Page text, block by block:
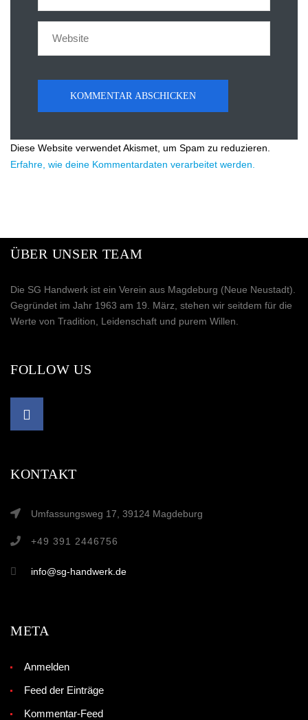
Diese Website verwendet Akismet, um Spam zu reduzieren.
Erfahre, wie deine Kommentardaten verarbeitet werden.
ÜBER UNSER TEAM
Die SG Handwerk ist ein Verein aus Magdeburg (Neue Neustadt).
Gegründet im Jahr 1963 am 19. März, stehen wir seitdem für die
Werte von Tradition, Leidenschaft und purem Willen.
FOLLOW US
KONTAKT
Umfassungsweg 17, 39124 Magdeburg
+49 391 2446756
info@sg-handwerk.de
META
Anmelden
Feed der Einträge
Kommentar-Feed